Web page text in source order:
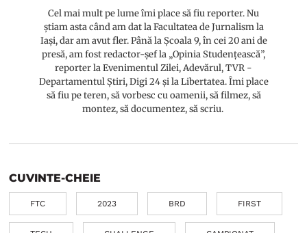
Cel mai mult pe lume îmi place să fiu reporter. Nu
știam asta când am dat la Facultatea de Jurnalism la
Iași, dar am avut fler. Până la Școala 9, în cei 20 ani de
presă, am fost redactor-șef la „Opinia Studențească”,
reporter la Evenimentul Zilei, Adevărul, TVR -
Departamentul Știri, Digi 24 și la Libertatea. Îmi place
să fiu pe teren, să vorbesc cu oamenii, să filmez, să
montez, să documentez, să scriu.
CUVINTE-CHEIE
FTC 2023 BRD FIRST